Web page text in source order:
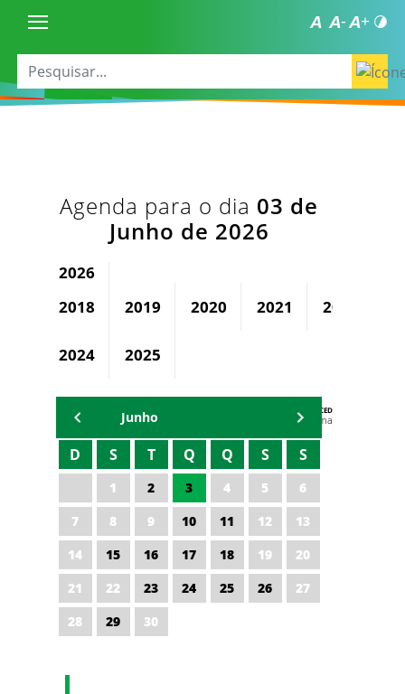
Agenda para o dia 03 de
Junho de 2026
2026
2018
2019 2020 2021 2022
2024 2025
AGENDA DA CODED/CED
Vagna Lima
Junho
D S T Q Q S S
1 2 3 4 5
6
7
8 9 10 11 12
13
14
15 16 17 18 19
20
21
22 23 24 25 26
27
28
29 30